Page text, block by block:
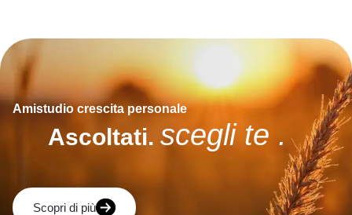
Amistudio crescita personale
Ascoltati. scegli te .
Scopri di più